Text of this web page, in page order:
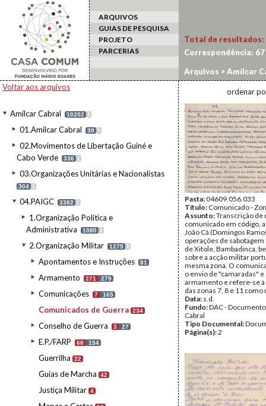
ARQUIVOS
GUIAS DE PESQUISA
PROJETO
PARCERIAS
Voltar aos arquivos
Amílcar Cabral 10202 I
01.Amílcar Cabral 39 I
02.Movimentos de Libertação Guiné e
Cabo Verde
336 I
03.Organizações Unitárias e Nacionalistas
304 I
04.PAIGC 3382 I
1.Organização Política e
Administrativa
1080 I
2.Organização Militar 1275 I
Apontamentos e Instruções 81
Armamento 271 279
Comunicações 7 165
Comunicados de Guerra 234
Conselho de Guerra 3 27
E.P./FARP 68 154
Guerrilha 22
Guias de Marcha 42
Justiça Militar 4
Total de resultados:
Correspondência: 67
Arquivos >Amílcar
ordenar
Pasta:04609.056.033
Título: Comunicado -
Assunto:Transcrição de
comunicado em código,
João Cá (Domingos
operações de sabotagem
de Xitole, Bambadinca,
sobre a acção militar
mesma zona. O
o envio de "camaradas" e
armamento e refere-se à
das zonas 7, 8 e 11
Data: s.d.
Fundo:DAC -
Cabral
Tipo Documental:
Página(s):2